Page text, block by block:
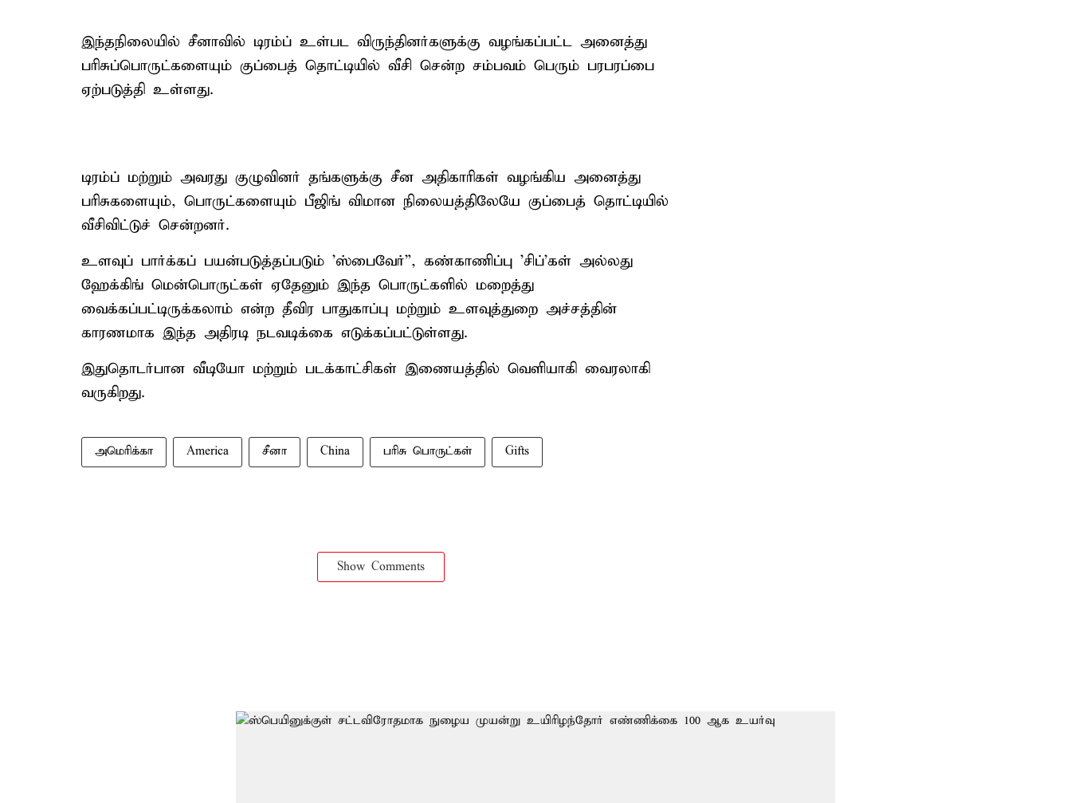
இந்தநிலையில் சீனாவில் டிரம்ப் உள்பட விருந்தினர்களுக்கு வழங்கப்பட்ட அனைத்து
பரிசுப்பொருட்களையும் குப்பைத் தொட்டியில் வீசி சென்ற சம்பவம் பெரும் பரபரப்பை
ஏற்படுத்தி உள்ளது.
டிரம்ப் மற்றும் அவரது குழுவினர் தங்களுக்கு சீன அதிகாரிகள் வழங்கிய அனைத்து
பரிசுகளையும், பொருட்களையும் பீஜிங் விமான நிலையத்திலேயே குப்பைத் தொட்டியில்
வீசிவிட்டுச் சென்றனர்.
உளவுப் பார்க்கப் பயன்படுத்தப்படும் 'ஸ்பைவேர்”, கண்காணிப்பு 'சிப்'கள் அல்லது
ஹேக்கிங் மென்பொருட்கள் ஏதேனும் இந்த பொருட்களில் மறைத்து
வைக்கப்பட்டிருக்கலாம் என்ற தீவிர பாதுகாப்பு மற்றும் உளவுத்துறை அச்சத்தின்
காரணமாக இந்த அதிரடி நடவடிக்கை எடுக்கப்பட்டுள்ளது.
இதுதொடர்பான வீடியோ மற்றும் படக்காட்சிகள் இணையத்தில் வெளியாகி வைரலாகி
வருகிறது.
அமெரிக்கா America சீனா China பரிசு பொருட்கள் Gifts
Show Comments